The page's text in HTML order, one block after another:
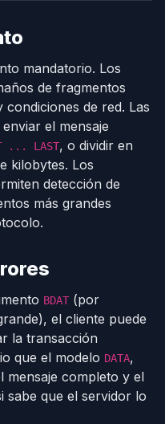
mandatorio. Los
de fragmentos
de red. Las
el mensaje
... LAST, o dividir en
kilobytes. Los
detección de
más grandes
BDAT (por
el cliente puede
la transacción
que el modelo DATA,
mensaje completo y el
sabe que el servidor lo